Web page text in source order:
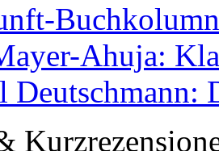
Ahuja:
Deutschmann: